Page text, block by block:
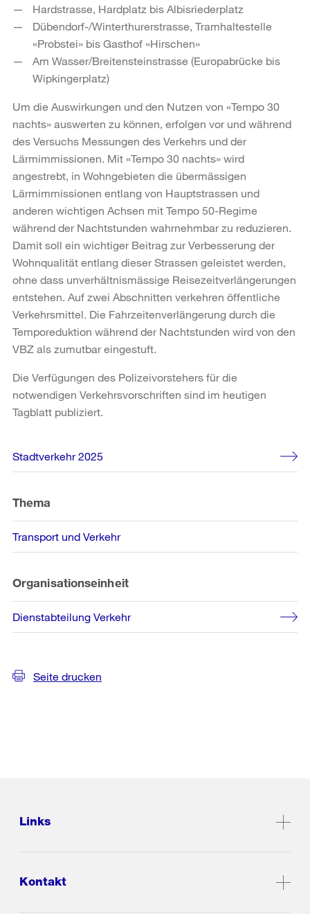
Hardstrasse, Hardplatz bis Albisriederplatz
Dübendorf-/Winterthurerstrasse, Tramhaltestelle
«Probstei» bis Gasthof «Hirschen»
Am Wasser/Breitensteinstrasse (Europabrücke bis
Wipkingerplatz)
Um die Auswirkungen und den Nutzen von «Tempo 30
nachts» auswerten zu können, erfolgen vor und während
des Versuchs Messungen des Verkehrs und der
Lärmimmissionen. Mit «Tempo 30 nachts» wird
angestrebt, in Wohngebieten die übermässigen
Lärmimmissionen entlang von Hauptstrassen und
anderen wichtigen Achsen mit Tempo 50-Regime
während der Nachtstunden wahrnehmbar zu reduzieren.
Damit soll ein wichtiger Beitrag zur Verbesserung der
Wohnqualität entlang dieser Strassen geleistet werden,
ohne dass unverhältnismässige Reisezeitverlängerungen
entstehen. Auf zwei Abschnitten verkehren öffentliche
Verkehrsmittel. Die Fahrzeitenverlängerung durch die
Temporeduktion während der Nachtstunden wird von den
VBZ als zumutbar eingestuft.
Die Verfügungen des Polizeivorstehers für die
notwendigen Verkehrsvorschriften sind im heutigen
Tagblatt publiziert.
Weitere
Informationen
Stadtverkehr 2025
Thema
Transport und Verkehr
Organisationseinheit
Dienstabteilung Verkehr
Seite drucken
Links
Kontakt